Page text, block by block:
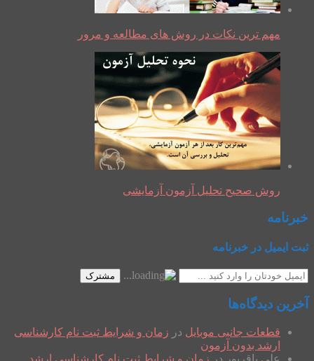
مهم ترین نکات در روش های مطالعه و مرور
روش صحیح تحلیل آزمون آزمایشی
خبرنامه
ثبت ایمیل در خبرنامه
مشترک
آخرین دیدگاه‌ها
قطعات جانبی موبایل در زمان و شرایط ثبت نام کارشناسی
ارشد بدون آزمون
علی باقرپور در زمان و شرایط ثبت نام کارشناسی ارشد